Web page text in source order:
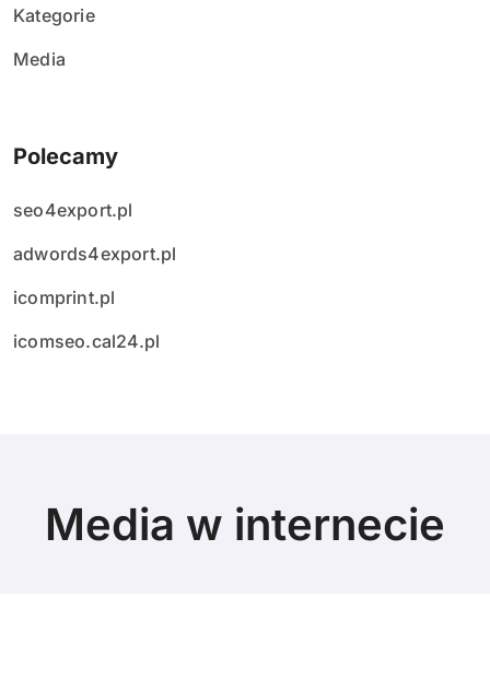
Kategorie
Media
Polecamy
seo4export.pl
adwords4export.pl
icomprint.pl
icomseo.cal24.pl
Media w internecie